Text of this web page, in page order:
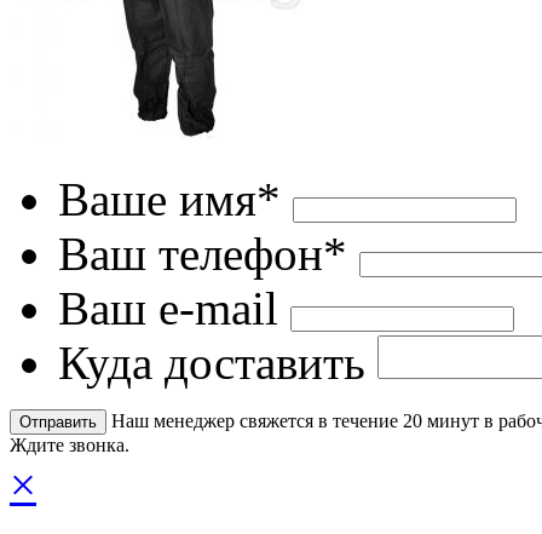
Ваше имя*
Ваш телефон*
Ваш e-mail
Куда доставить
Наш менеджер свяжется в течение 20 минут в
Ждите звонка.
×